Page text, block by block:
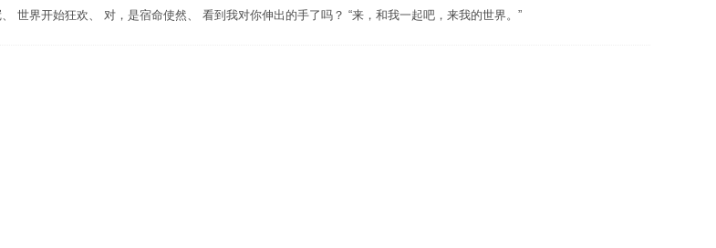
世界开始狂欢、 对，是宿命使然、 看到我对你伸出的手了吗？ “来，和我一起吧，来我的世界。”